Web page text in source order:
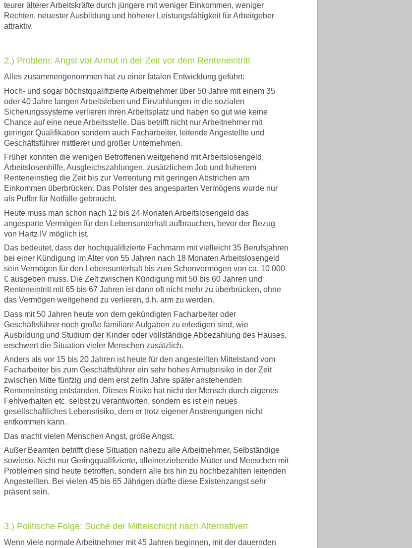
teurer älterer Arbeitskräfte durch jüngere mit weniger Einkommen, weniger
Rechten, neuester Ausbildung und höherer Leistungsfähigkeit für Arbeitgeber
attraktiv.
2.) Problem: Angst vor Armut in der Zeit vor dem Renteneintritt
Alles zusammengenommen hat zu einer fatalen Entwicklung geführt:
Hoch- und sogar höchstqualifizierte Arbeitnehmer über 50 Jahre mit einem 35
oder 40 Jahre langen Arbeitsleben und Einzahlungen in die sozialen
Sicherungssysteme verlieren ihren Arbeitsplatz und haben so gut wie keine
Chance auf eine neue Arbeitsstelle. Das betrifft nicht nur Arbeitnehmer mit
geringer Qualifikation sondern auch Facharbeiter, leitende Angestellte und
Geschäftsführer mittlerer und großer Unternehmen.
Früher konnten die wenigen Betroffenen weitgehend mit Arbeitslosengeld,
Arbeitslosenhilfe, Ausgleichszahlungen, zusätzlichem Job und früherem
Renteneinstieg die Zeit bis zur Verrentung mit geringen Abstrichen am
Einkommen überbrücken. Das Polster des angesparten Vermögens wurde nur
als Puffer für Notfälle gebraucht.
Heute muss man schon nach 12 bis 24 Monaten Arbeitslosengeld das
angesparte Vermögen für den Lebensunterhalt aufbrauchen, bevor der Bezug
von Hartz IV möglich ist.
Das bedeutet, dass der hochqualifizierte Fachmann mit vielleicht 35 Berufsjahren
bei einer Kündigung im Alter von 55 Jahren nach 18 Monaten Arbeitslosengeld
sein Vermögen für den Lebensunterhalt bis zum Schonvermögen von ca. 10 000
€ ausgeben muss. Die Zeit zwischen Kündigung mit 50 bis 60 Jahren und
Renteneintritt mit 65 bis 67 Jahren ist dann oft nicht mehr zu überbrücken, ohne
das Vermögen weitgehend zu verlieren, d.h. arm zu werden.
Dass mit 50 Jahren heute von dem gekündigten Facharbeiter oder
Geschäftsführer noch große familiäre Aufgaben zu erledigen sind, wie
Ausbildung und Studium der Kinder oder vollständige Abbezahlung des Hauses,
erschwert die Situation vieler Menschen zusätzlich.
Anders als vor 15 bis 20 Jahren ist heute für den angestellten Mittelstand vom
Facharbeiter bis zum Geschäftsführer ein sehr hohes Armutsrisiko in der Zeit
zwischen Mitte fünfzig und dem erst zehn Jahre später anstehenden
Renteneinstieg entstanden. Dieses Risiko hat nicht der Mensch durch eigenes
Fehlverhalten etc. selbst zu verantworten, sondern es ist ein neues
gesellschaftliches Lebensrisiko, dem er trotz eigener Anstrengungen nicht
entkommen kann.
Das macht vielen Menschen Angst, große Angst.
Außer Beamten betrifft diese Situation nahezu alle Arbeitnehmer, Selbständige
sowieso. Nicht nur Geringqualifizierte, alleinerziehende Mütter und Menschen mit
Problemen sind heute betroffen, sondern alle bis hin zu hochbezahlten leitenden
Angestellten. Bei vielen 45 bis 65 Jährigen dürfte diese Existenzangst sehr
präsent sein.
3.) Politische Folge: Suche der Mittelschicht nach Alternativen
Wenn viele normale Arbeitnehmer mit 45 Jahren beginnen, mit der dauernden